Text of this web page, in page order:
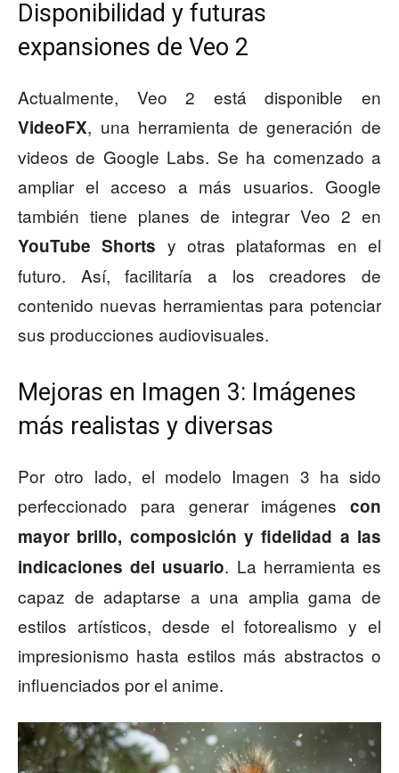
Disponibilidad y futuras
expansiones de Veo 2
Actualmente, Veo 2 está disponible en
VideoFX, una herramienta de generación de
videos de Google Labs. Se ha comenzado a
ampliar el acceso a más usuarios. Google
también tiene planes de integrar Veo 2 en
YouTube Shorts y otras plataformas en el
futuro. Así, facilitaría a los creadores de
contenido nuevas herramientas para potenciar
sus producciones audiovisuales.
Mejoras en Imagen 3: Imágenes
más realistas y diversas
Por otro lado, el modelo Imagen 3 ha sido
perfeccionado para generar imágenes con
mayor brillo, composición y fidelidad a las
indicaciones del usuario. La herramienta es
capaz de adaptarse a una amplia gama de
estilos artísticos, desde el fotorealismo y el
impresionismo hasta estilos más abstractos o
influenciados por el anime.